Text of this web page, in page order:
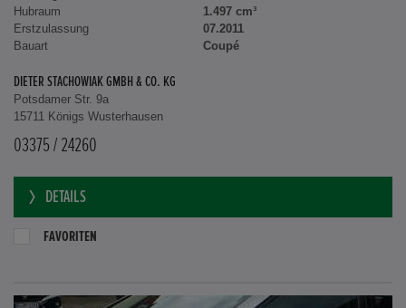
Hubraum
1.497 cm³
Erstzulassung
07.2011
Bauart
Coupé
DIETER STACHOWIAK GMBH & CO. KG
Potsdamer Str. 9a
15711 Königs Wusterhausen
03375 / 24260
DETAILS
FAVORITEN